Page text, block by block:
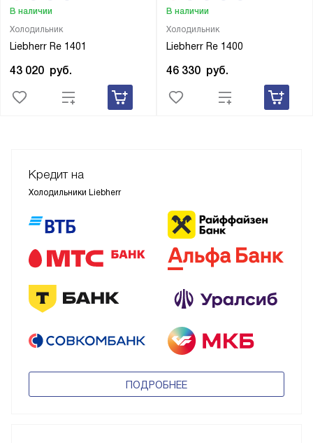
Холодильник
Liebherr Re 1401
В наличии
43 020 руб.
Холодильник
Liebherr Re 1400
В наличии
46 330 руб.
Кредит на
Холодильники Liebherr
ПОДРОБНЕЕ